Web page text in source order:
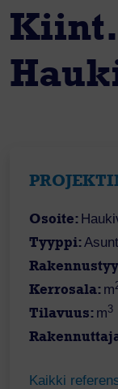
Osoite:
Tyyppi:
Kerrosala: m
Tilavuus: m3
Kaikki